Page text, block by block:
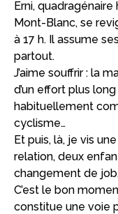
Erni,
Mont-Blanc, se
à 17 h. Il assume
partout.
J’aime souffrir : la
d’un effort plus
habituellement
cyclisme…
Et puis, là, je vis
relation, deux
changement de
C’est le bon
constitue une voie